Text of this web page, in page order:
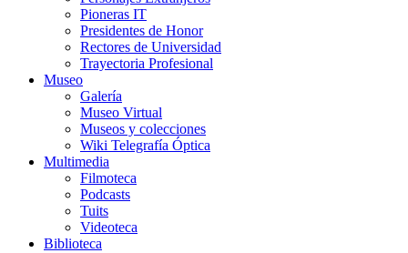
Pioneras IT
Presidentes de Honor
Rectores de Universidad
Trayectoria Profesional
Museo
Galería
Museo Virtual
Museos y colecciones
Wiki Telegrafía Óptica
Multimedia
Filmoteca
Podcasts
Tuits
Videoteca
Biblioteca